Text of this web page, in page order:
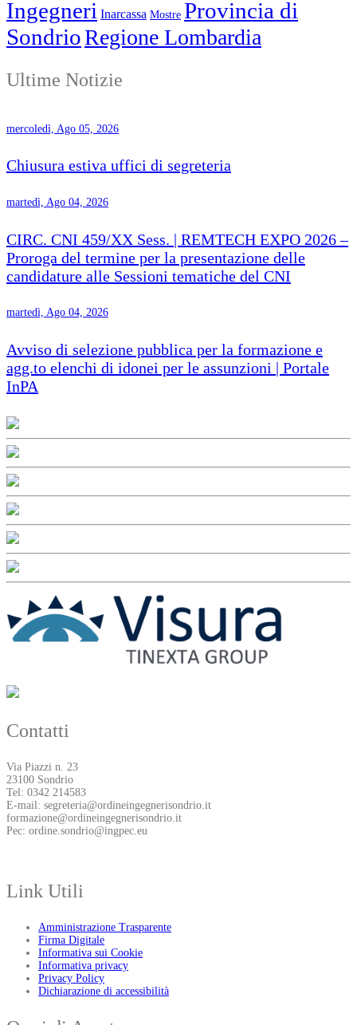
Ingegneri Inarcassa Mostre Provincia di
SondrioRegione Lombardia
Ultime Notizie
mercoledì, Ago 05, 2026
Chiusura estiva uffici di segreteria
martedì, Ago 04, 2026
CIRC. CNI 459/XX Sess. | REMTECH EXPO 2026 –
Proroga del termine per la presentazione delle
candidature alle Sessioni tematiche del CNI
martedì, Ago 04, 2026
Avviso di selezione pubblica per la formazione e
agg.to elenchi di idonei per le assunzioni | Portale
InPA
Contatti
Via Piazzi n. 23
23100 Sondrio
Tel: 0342 214583
E-mail: segreteria@ordineingegnerisondrio.it
formazione@ordineingegnerisondrio.it
Pec: ordine.sondrio@ingpec.eu
Link Utili
Amministrazione Trasparente
Firma Digitale
Informativa sui Cookie
Informativa privacy
Privacy Policy
Dichiarazione di accessibilità